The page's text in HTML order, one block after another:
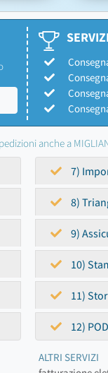
anche a
7)
8)
9)
10)
11)
12) POD
ALTRI SERVIZI